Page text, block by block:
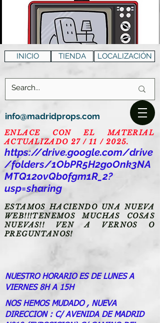
INICIO TIENDA LOCALIZACIÓN
info@madridprops.com
ENLACE CON EL MATERIAL
ACTUALIZADO 27 / 11 / 2025.
https://drive.google.com/drive
/folders/1ObPR5H2goOnk3NA
MTQ12ovQb0fgm1R_2?
usp=sharing
ESTAMOS HACIENDO UNA NUEVA
WEB!!!TENEMOS MUCHAS COSAS
NUEVAS!! VEN A VERNOS O
PREGUNTANOS!
NUESTRO HORARIO ES DE LUNES A
VIERNES 8H A 15H
NOS HEMOS MUDADO , NUEVA
DIRECCION : C/ AVENIDA DE MADRID